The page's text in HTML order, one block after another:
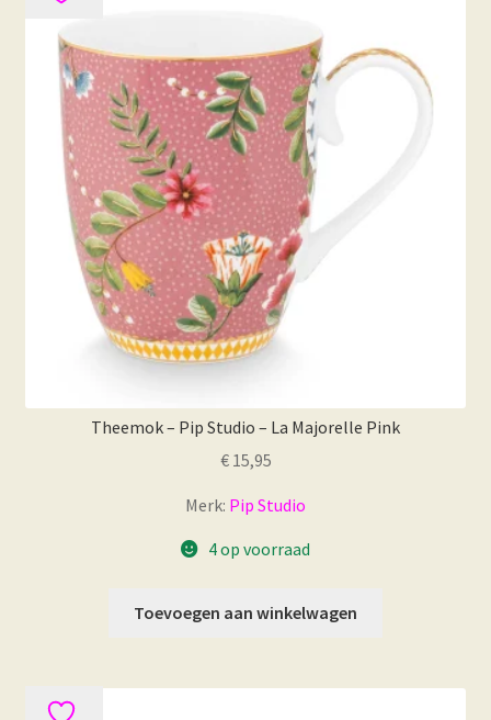
Theemok – Pip Studio – La Majorelle Pink
€15,95
Merk: Pip Studio
4 op voorraad
Toevoegen aan winkelwagen